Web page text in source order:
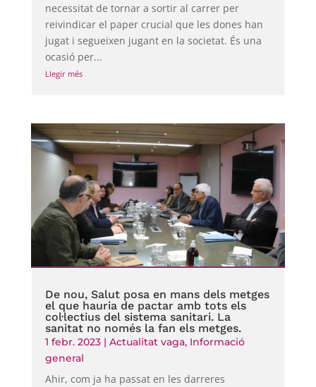
necessitat de tornar a sortir al carrer per
reivindicar el paper crucial que les dones han
jugat i segueixen jugant en la societat. És una
ocasió per...
Llegir més
De nou, Salut posa en mans dels metges
el que hauria de pactar amb tots els
col·lectius del sistema sanitari. La
sanitat no només la fan els metges.
1 febr. 2023| Actualitat vaga, Informació
general
Ahir, com ja ha passat en les darreres